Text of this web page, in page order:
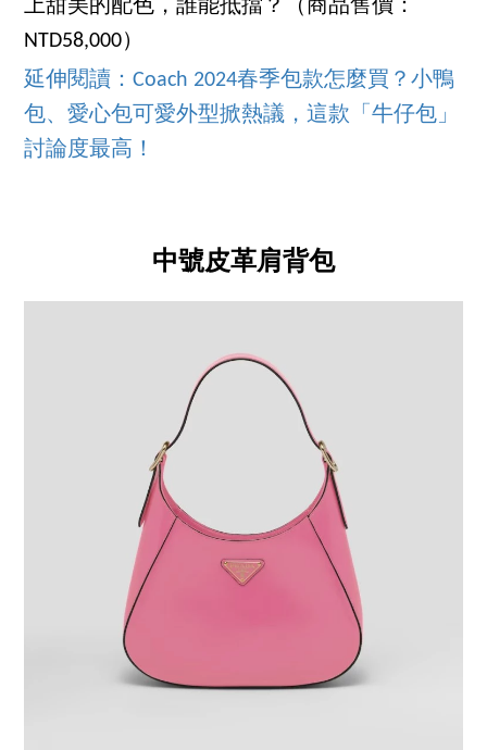
上甜美的配色，誰能抵擋？（商品售價：
NTD58,000）
延伸閱讀：Coach 2024春季包款怎麼買？小鴨
包、愛心包可愛外型掀熱議，這款「牛仔包」
討論度最高！
中號皮革肩背包